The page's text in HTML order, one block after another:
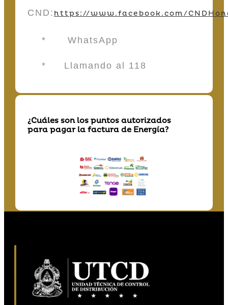
CND: https://www.facebook.com/
* WhatsApp
* Llamando al 118
¿Cuáles son los puntos autorizados
para pagar la factura de Energía?